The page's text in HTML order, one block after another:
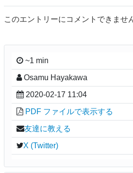
このエントリーにコメントできませ
~1 min
Osamu Hayakawa
2020-02-17 11:04
PDF ファイルで表示する
友達に教える
X (Twitter)